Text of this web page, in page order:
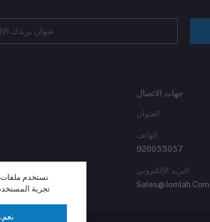
جهات الاتصال
العنوان
الهاتف
920033037
البريد الإلكتروني
Sales@Jomlah.Com
نستخدم ملفات
تجربة